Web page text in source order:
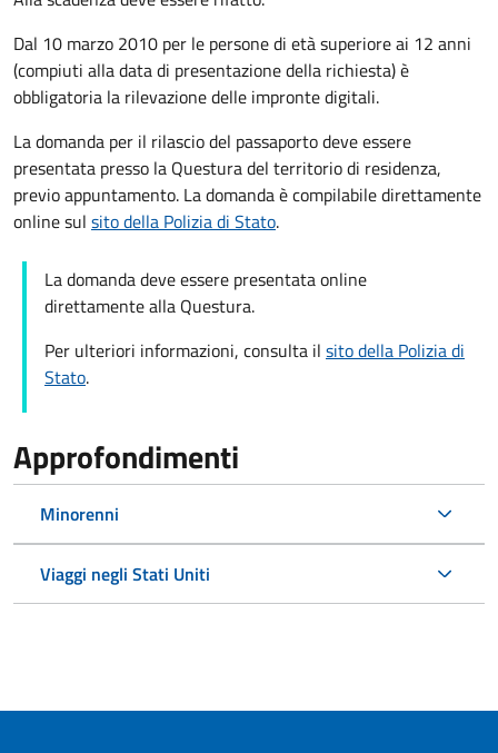
Dal 10 marzo 2010 per le persone di età superiore ai 12 anni
(compiuti alla data di presentazione della richiesta) è
obbligatoria la rilevazione delle impronte digitali.
La domanda per il rilascio del passaporto deve essere
presentata presso la Questura del territorio di residenza,
previo appuntamento. La domanda è compilabile direttamente
online sul sito della Polizia di Stato.
La domanda deve essere presentata online
direttamente alla Questura.
Per ulteriori informazioni, consulta il sito della Polizia di
Stato.
Approfondimenti
Minorenni
Viaggi negli Stati Uniti